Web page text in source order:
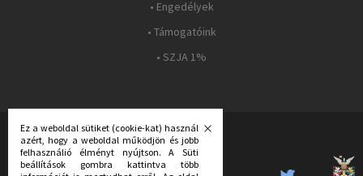
• Engedélyek
• Támogatóink
• SZJA 1%
FOLLOW US:
Ez a weboldal sütiket (cookie-kat) használ
azért, hogy a weboldal működjön és jobb
felhasználió élményt nyújtson. A Süti
beállítások gombra kattintva több